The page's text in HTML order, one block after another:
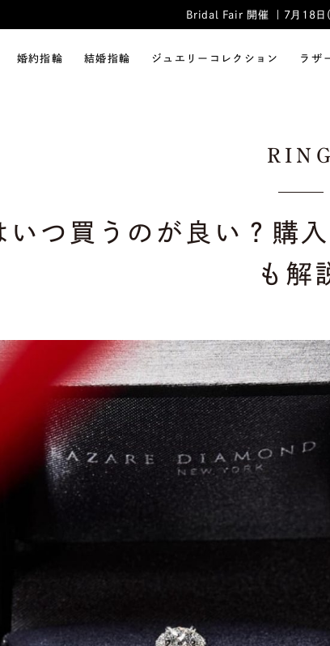
Bridal Fair 開催 ｜7月18
婚約指輪 結婚指輪 ジュエリーコレクション ラザ
RING
いつ買うのが良い？購
も解